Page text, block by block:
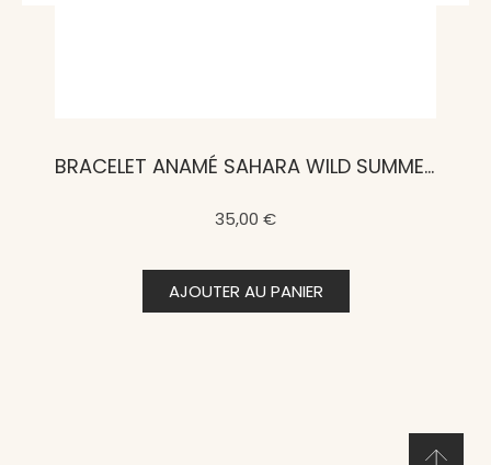
BRACELET ANAMÉ SAHARA WILD SUMMER ÉVENTAIL BONHEUR
35,00 €
AJOUTER AU PANIER